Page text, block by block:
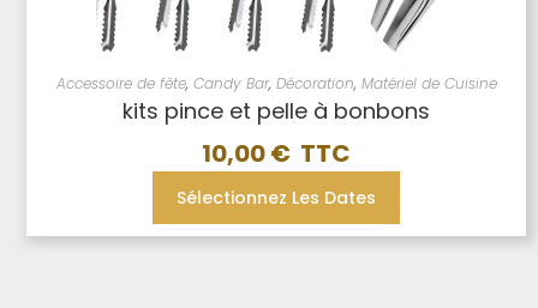
Accessoire de fête, Candy Bar, Décoration, Matériel de Cuisine
kits pince et pelle à bonbons
10,00€
Sélectionnez Les Dates